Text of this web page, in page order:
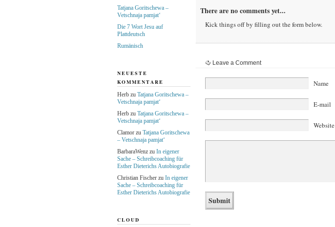
There are no comments yet...
Kick things off by filling out the form below.
Leave a Comment
Name
E-mail
Website
Tatjana Goritschewa –
Vetschnaja pamjat‘
Die 7 Wort Jesu auf
Plattdeutsch
Rumänisch
NEUESTE
KOMMENTARE
Herbzu Tatjana Goritschewa –
Vetschnaja pamjat‘
Herbzu Tatjana Goritschewa –
Vetschnaja pamjat‘
Clamorzu Tatjana Goritschewa
– Vetschnaja pamjat‘
BarbaraWenzzu In eigener
Sache – Schreibcoaching für
Esther Dieterichs Autobiografie
Christian Fischerzu In eigener
Sache – Schreibcoaching für
Esther Dieterichs Autobiografie
CLOUD